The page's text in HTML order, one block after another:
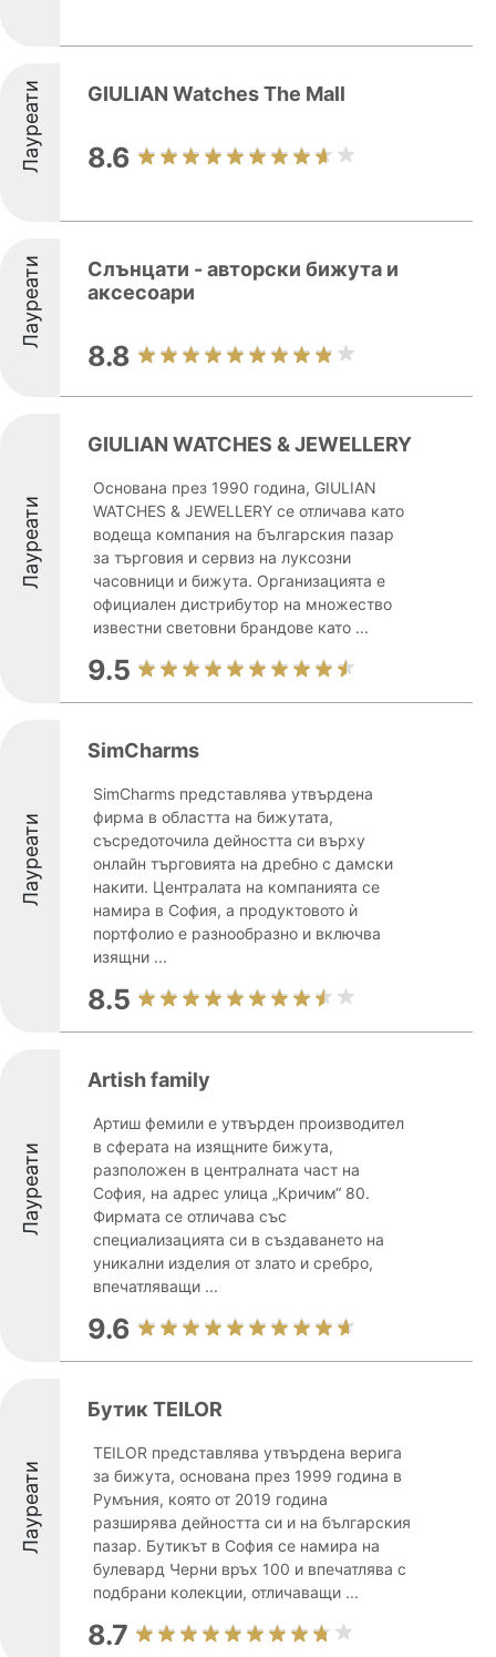
Лауреати GIULIAN Watches The Mall
8.6
Лауреати
Слънцати - авторски бижута и
аксесоари
8.8
Лауреати
GIULIAN WATCHES & JEWELLERY
Основана през 1990 година, GIULIAN
WATCHES & JEWELLERY се отличава като
водеща компания на българския пазар
за търговия и сервиз на луксозни
часовници и бижута. Организацията е
официален дистрибутор на множество
известни световни брандове като ...
9.5
Лауреати
SimCharms
SimCharms представлява утвърдена
фирма в областта на бижутата,
съсредоточила дейността си върху
онлайн търговията на дребно с дамски
накити. Централата на компанията се
намира в София, а продуктовото ѝ
портфолио е разнообразно и включва
изящни ...
8.5
Лауреати
Artish family
Артиш фемили е утвърден производител
в сферата на изящните бижута,
разположен в централната част на
София, на адрес улица „Кричим“ 80.
Фирмата се отличава със
специализацията си в създаването на
уникални изделия от злато и сребро,
впечатляващи ...
9.6
Лауреати
Бутик TEILOR
TEILOR представлява утвърдена верига
за бижута, основана през 1999 година в
Румъния, която от 2019 година
разширява дейността си и на българския
пазар. Бутикът в София се намира на
булевард Черни връх 100 и впечатлява с
подбрани колекции, отличаващи ...
8.7